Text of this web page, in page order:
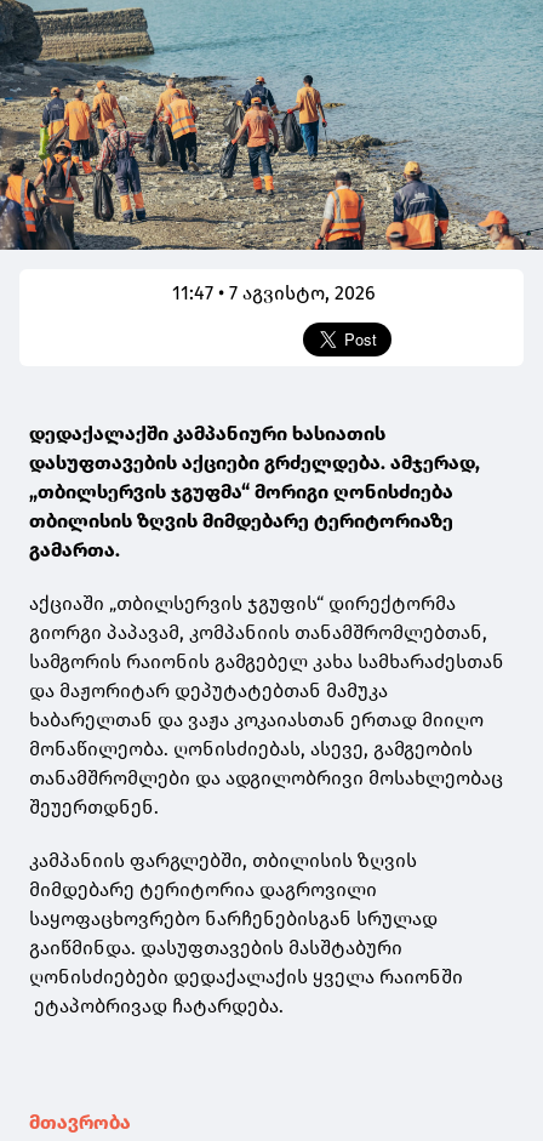
11:47 • 7 აგვისტო, 2026
დედაქალაქში კამპანიური ხასიათის
დასუფთავების აქციები გრძელდება. ამჯერად,
„თბილსერვის ჯგუფმა“ მორიგი ღონისძიება
თბილისის ზღვის მიმდებარე ტერიტორიაზე
გამართა.
აქციაში „თბილსერვის ჯგუფის“ დირექტორმა
გიორგი პაპავამ, კომპანიის თანამშრომლებთან,
სამგორის რაიონის გამგებელ კახა სამხარაძესთან
და მაჟორიტარ დეპუტატებთან მამუკა
ხაბარელთან და ვაჟა კოკაიასთან ერთად მიიღო
მონაწილეობა. ღონისძიებას, ასევე, გამგეობის
თანამშრომლები და ადგილობრივი მოსახლეობაც
შეუერთდნენ.
კამპანიის ფარგლებში, თბილისის ზღვის
მიმდებარე ტერიტორია დაგროვილი
საყოფაცხოვრებო ნარჩენებისგან სრულად
გაიწმინდა. დასუფთავების მასშტაბური
ღონისძიებები დედაქალაქის ყველა რაიონში
ეტაპობრივად ჩატარდება.
მთავრობა